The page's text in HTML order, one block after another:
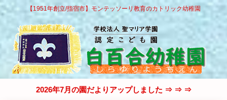
【1951年創立/指宿市】モンテッソーリ教育のカトリック幼稚園
2026年7月の園だよりアップしました ⇒ ⇒ ⇒